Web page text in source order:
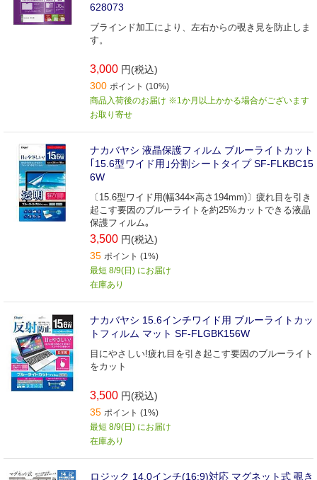
628073
ブラインド加工により、左右からの覗き見を防止しま
す。
3,000 円(税込)
300 ポイント (10%)
商品入荷後のお届け ※1か月以上かかる場合がございます
お取り寄せ
ナカバヤシ 液晶保護フィルム ブルーライトカット
｢15.6型ワイド用｣分割シートタイプ SF-FLKBC15
6W
〔15.6型ワイド用(幅344×高さ194mm)〕疲れ目を引き
起こす要因のブルーライトを約25%カットできる液晶
保護フィルム｡
3,500 円(税込)
35 ポイント (1%)
最短 8/9(日) にお届け
在庫あり
ナカバヤシ 15.6インチワイド用 ブルーライトカッ
トフィルム マット SF-FLGBK156W
目にやさしい!疲れ目を引き起こす要因のブルーライト
をカット
3,500 円(税込)
35 ポイント (1%)
最短 8/9(日) にお届け
在庫あり
ロジック 14.0インチ(16:9)対応 マグネット式 覗き